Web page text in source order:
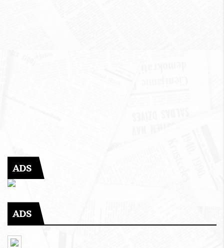
ADS
ADS